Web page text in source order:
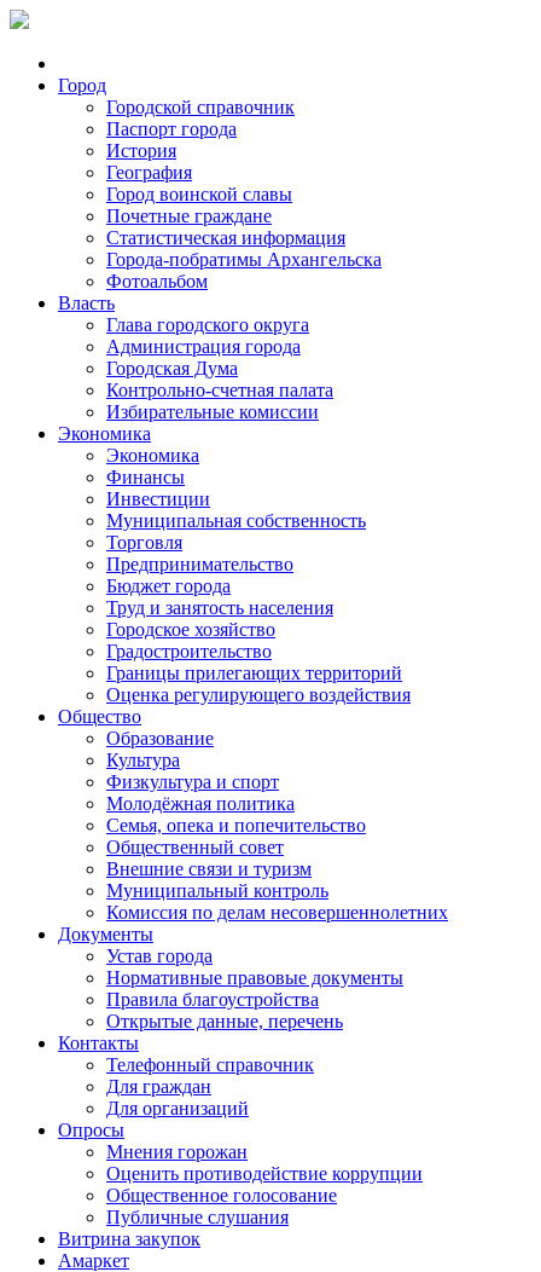
Город
Городской справочник
Паспорт города
История
География
Город воинской славы
Почетные граждане
Статистическая информация
Города-побратимы Архангельска
Фотоальбом
Власть
Глава городского округа
Администрация города
Городская Дума
Контрольно-счетная палата
Избирательные комиссии
Экономика
Экономика
Финансы
Инвестиции
Муниципальная собственность
Торговля
Предпринимательство
Бюджет города
Труд и занятость населения
Городское хозяйство
Градостроительство
Границы прилегающих территорий
Оценка регулирующего воздействия
Общество
Образование
Культура
Физкультура и спорт
Молодёжная политика
Семья, опека и попечительство
Общественный совет
Внешние связи и туризм
Муниципальный контроль
Комиссия по делам несовершеннолетних
Документы
Устав города
Нормативные правовые документы
Правила благоустройства
Открытые данные, перечень
Контакты
Телефонный справочник
Для граждан
Для организаций
Опросы
Мнения горожан
Оценить противодействие коррупции
Общественное голосование
Публичные слушания
Витрина закупок
Амаркет